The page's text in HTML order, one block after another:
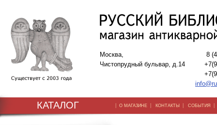
Москва,
Чистопрудный бульвар, д.14
8
КАТАЛОГ | О МАГАЗИНЕ | КОНТАКТЫ | СОБЫТИЯ